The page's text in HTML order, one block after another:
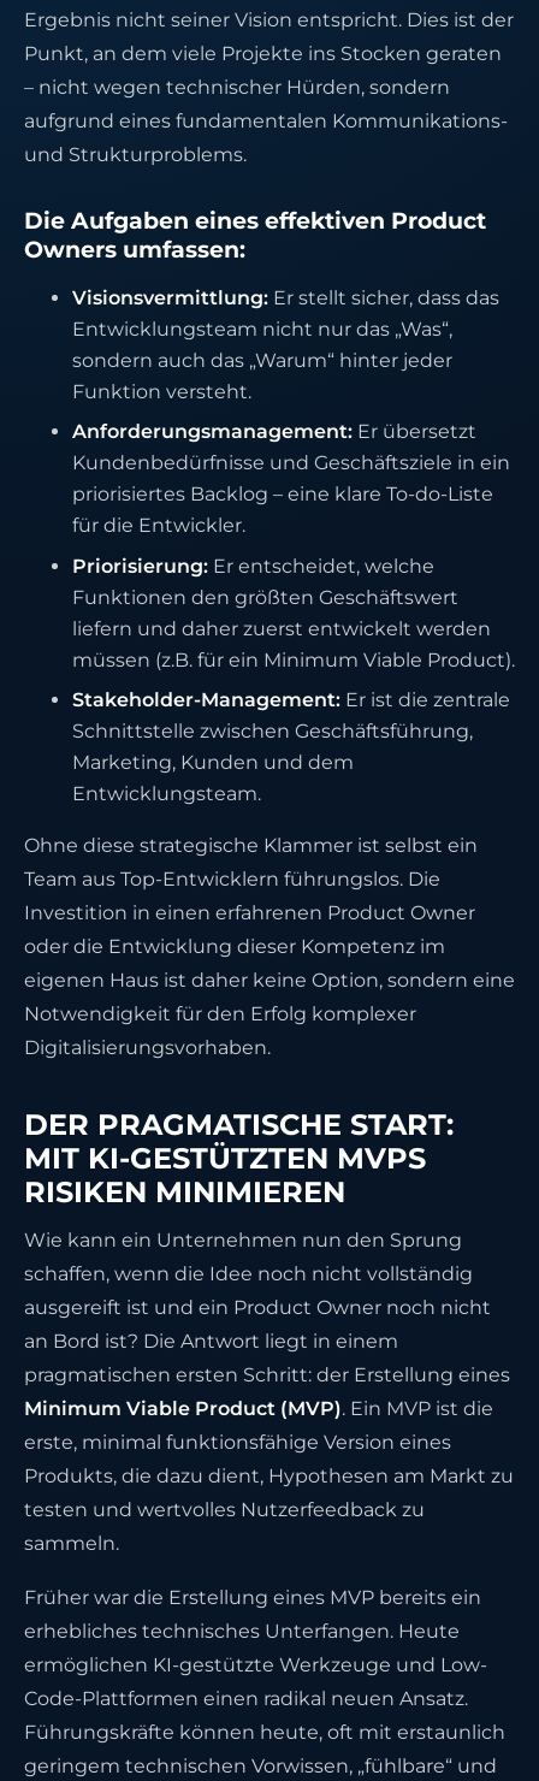
Ergebnis nicht seiner Vision entspricht. Dies ist der
Punkt, an dem viele Projekte ins Stocken geraten
– nicht wegen technischer Hürden, sondern
aufgrund eines fundamentalen Kommunikations-
und Strukturproblems.
Die Aufgaben eines effektiven Product
Owners umfassen:
Visionsvermittlung: Er stellt sicher, dass das
Entwicklungsteam nicht nur das „Was“,
sondern auch das „Warum“ hinter jeder
Funktion versteht.
Anforderungsmanagement: Er übersetzt
Kundenbedürfnisse und Geschäftsziele in ein
priorisiertes Backlog – eine klare To-do-Liste
für die Entwickler.
Priorisierung: Er entscheidet, welche
Funktionen den größten Geschäftswert
liefern und daher zuerst entwickelt werden
müssen (z.B. für ein Minimum Viable Product).
Stakeholder-Management: Er ist die zentrale
Schnittstelle zwischen Geschäftsführung,
Marketing, Kunden und dem
Entwicklungsteam.
Ohne diese strategische Klammer ist selbst ein
Team aus Top-Entwicklern führungslos. Die
Investition in einen erfahrenen Product Owner
oder die Entwicklung dieser Kompetenz im
eigenen Haus ist daher keine Option, sondern eine
Notwendigkeit für den Erfolg komplexer
Digitalisierungsvorhaben.
DER PRAGMATISCHE START:
MIT KI-GESTÜTZTEN MVPS
RISIKEN MINIMIEREN
Wie kann ein Unternehmen nun den Sprung
schaffen, wenn die Idee noch nicht vollständig
ausgereift ist und ein Product Owner noch nicht
an Bord ist? Die Antwort liegt in einem
pragmatischen ersten Schritt: der Erstellung eines
Minimum Viable Product (MVP). Ein MVP ist die
erste, minimal funktionsfähige Version eines
Produkts, die dazu dient, Hypothesen am Markt zu
testen und wertvolles Nutzerfeedback zu
sammeln.
Früher war die Erstellung eines MVP bereits ein
erhebliches technisches Unterfangen. Heute
ermöglichen KI-gestützte Werkzeuge und Low-
Code-Plattformen einen radikal neuen Ansatz.
Führungskräfte können heute, oft mit erstaunlich
geringem technischen Vorwissen, „fühlbare“ und